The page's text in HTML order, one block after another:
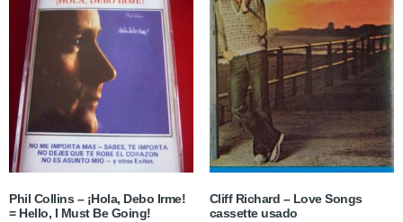
Phil Collins – ¡Hola, Debo Irme!
= Hello, I Must Be Going!
Cliff Richard – Love Songs
cassette usado